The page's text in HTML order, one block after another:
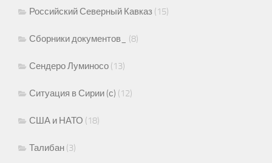
Российский Северный Кавказ (15)
Сборники документов_ (8)
Сендеро Луминосо (13)
Ситуация в Сирии (с) (12)
США и НАТО (18)
Талибан (3)